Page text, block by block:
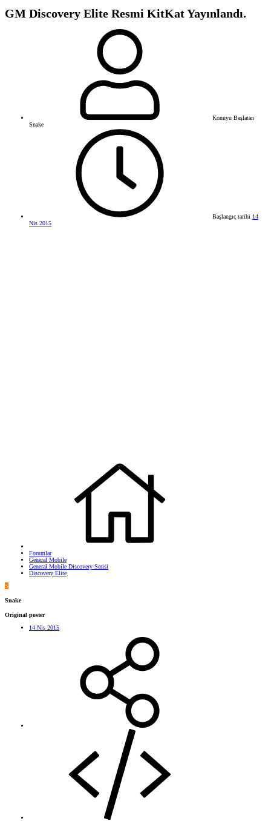
GM Discovery Elite Resmi KitKat Yayınlandı.
Konuyu Başlatan
Snake
Başlangıç tarihi 14
Nis 2015
Forumlar
General Mobile
General Mobile Discovery Serisi
Discovery Elite
S
Snake
Original poster
14 Nis 2015